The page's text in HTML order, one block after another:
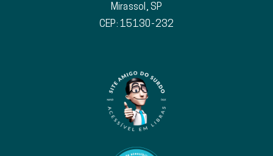
Mirassol, SP
CEP: 15130-232